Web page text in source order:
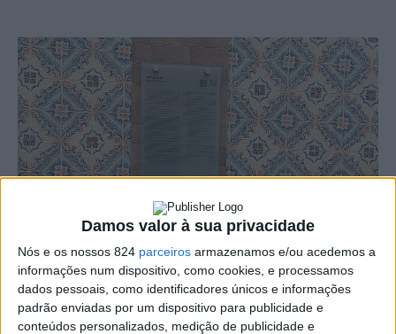
Damos valor à sua privacidade
Nós e os nossos 824 parceiros armazenamos e/ou acedemos a
informações num dispositivo, como cookies, e processamos
dados pessoais, como identificadores únicos e informações
padrão enviadas por um dispositivo para publicidade e
conteúdos personalizados, medição de publicidade e